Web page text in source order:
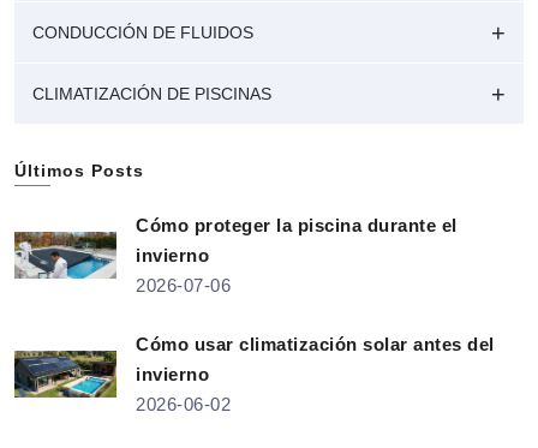
CONDUCCIÓN DE FLUIDOS
CLIMATIZACIÓN DE PISCINAS
Últimos Posts
Cómo proteger la piscina durante el
invierno
2026-07-06
Cómo usar climatización solar antes del
invierno
2026-06-02